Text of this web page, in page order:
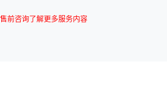
前咨询了解更多服务内容